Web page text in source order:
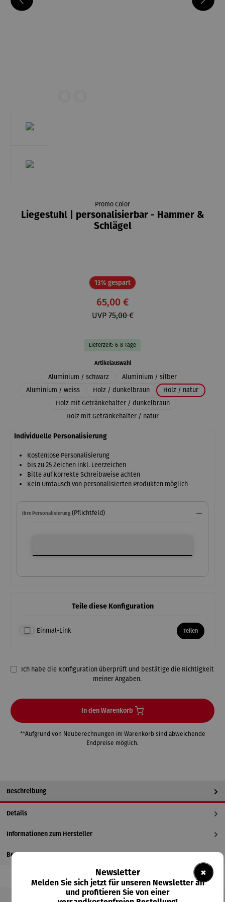
Promo Color
Liegestuhl | personalisierbar - Hammer &
Schlägel
13% gespartRabatt
65,00 €
UVP75,00 €
Lieferzeit: 6-8 Tage
Artikelauswahlauswählen
Aluminium / schwarz
Aluminium / silber
Aluminium / weiss
Holz / dunkelbraun
Holz / natur
Holz mit Getränkehalter / dunkelbraun
Holz mit Getränkehalter / natur
Individuelle Personalisierung
Kostenlose Personalisierung
bis zu 25 Zeichen inkl. Leerzeichen
Bitte auf korrekte Schreibweise achten
Kein Umtausch von personalisierten Produkten möglich
Ihre Personalisierung (Pflichtfeld)
Teile diese Konfiguration
Einmal-Link Teilen
Ich habe die Konfiguration überprüft und bestätige die Richtigkeit
meiner Angaben.
In den Warenkorb
**Aufgrund von Neuberechnungen im Warenkorb sind abweichende
Endpreise möglich.
Beschreibung
Details
Informationen zum Hersteller
Bewertungen
×
Newsletter
Melden Sie sich jetzt für unseren Newsletter an
und profitieren Sie von einer